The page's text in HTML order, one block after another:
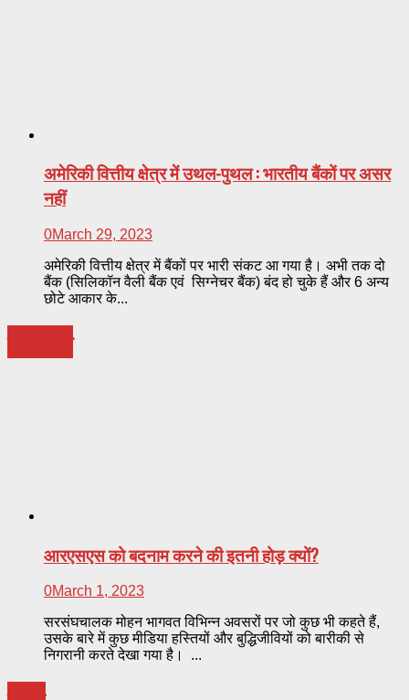
अमेरिकी वित्तीय क्षेत्र में उथल-पुथल : भारतीय बैंकों पर असर
नहीं
0March 29, 2023
अमेरिकी वित्तीय क्षेत्र में बैंकों पर भारी संकट आ गया है। अभी तक दो
बैंक (सिलिकॉन वैली बैंक एवं सिग्नेचर बैंक) बंद हो चुके हैं और 6 अन्य
छोटे आकार के...
आरएसएस को बदनाम करने की इतनी होड़ क्यों?
0March 1, 2023
सरसंघचालक मोहन भागवत विभिन्न अवसरों पर जो कुछ भी कहते हैं,
उसके बारे में कुछ मीडिया हस्तियों और बुद्धिजीवियों को बारीकी से
निगरानी करते देखा गया है। ...